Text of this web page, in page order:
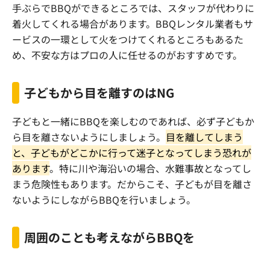
手ぶらでBBQができるところでは、スタッフが代わりに
着火してくれる場合があります。 BBQレンタル業者もサ
ービスの一環として火をつけてくれるところもあるた
め、不安な方はプロの人に任せるのがおすすめです。
子どもから目を離すのはNG
子どもと一緒にBBQを楽しむのであれば、必ず子どもか
ら目を離さないようにしましょう。 目を離してしまう
と、子どもがどこかに行って迷子となってしまう恐れが
あります。特に川や海沿いの場合、水難事故となってし
まう危険性もあります。だからこそ、子どもが目を離さ
ないようにしながらBBQを行いましょう。
周囲のことも考えながらBBQを